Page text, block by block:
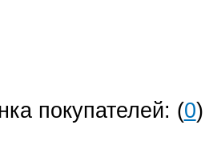
покупателей: (0)